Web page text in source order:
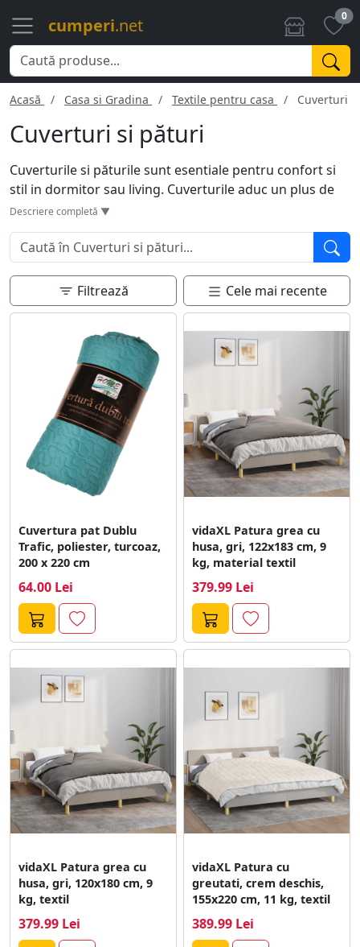
cumperi.net 0
Acasă Casa si Gradina Textile pentru casa Cuverturi
Cuverturi si pături
Cuverturile si păturile sunt esentiale pentru confort si
stil in dormitor sau living. Cuverturile aduc un plus de
estetica, acoperind patul si oferind o nota de finisaj.
Păturile, fie din lana, bumbac sau materiale sintetice,
ofera caldura si confort. Ele pot fi folosite pe pat,
canapea sau chiar la picnic. Diversitatea de texturi,
culori si modele permite adaptarea la orice stil de
amenajare. Ideal este sa aveti mai multe optiuni pentru
Descriere completă ▼
Filtrează Cele mai recente
Cuvertura pat Dublu
Trafic, poliester, turcoaz,
200 x 220 cm
64.00 Lei
vidaXL Patura grea cu
husa, gri, 122x183 cm, 9
kg, material textil
379.99 Lei
vidaXL Patura grea cu
husa, gri, 120x180 cm, 9
kg, textil
379.99 Lei
vidaXL Patura cu
greutati, crem deschis,
155x220 cm, 11 kg, textil
389.99 Lei